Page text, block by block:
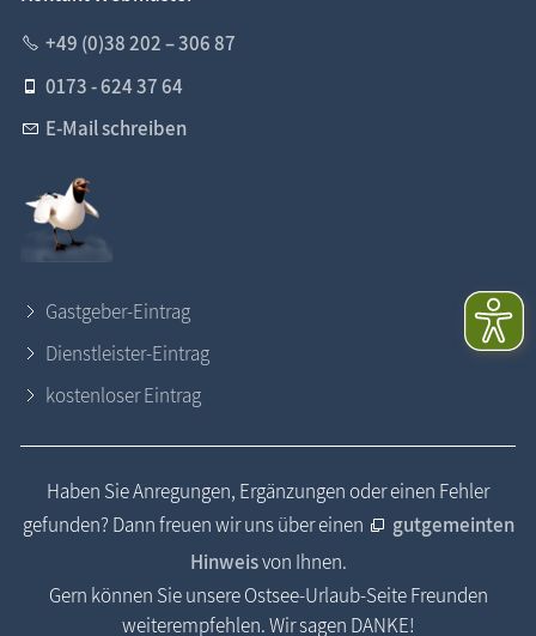
+49 (0)38 202 – 306 87
0173 - 624 37 64
E-Mail schreiben
Gastgeber-Eintrag
Dienstleister-Eintrag
kostenloser Eintrag
Haben Sie Anregungen, Ergänzungen oder einen Fehler
gefunden? Dann freuen wir uns über einen
gutgemeinten
Hinweisvon Ihnen.
Gern können Sie unsere Ostsee-Urlaub-Seite Freunden
weiterempfehlen. Wir sagen DANKE!